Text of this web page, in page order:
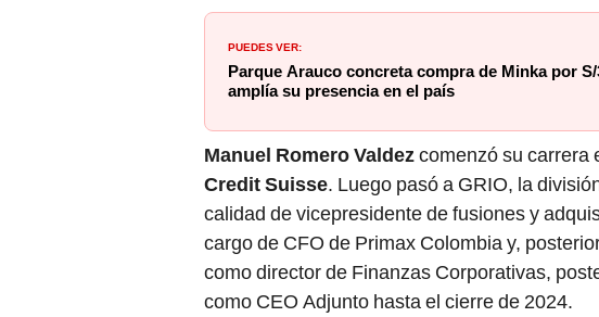
PUEDES VER:
Parque Arauco concreta compra de Minka por
amplía su presencia en el país
Manuel Romero Valdezcomenzó su carrera
Credit Suisse. Luego pasó a GRIO, la
calidad de vicepresidente de fusiones y
cargo de CFO de Primax Colombia y,
como director de Finanzas Corporativas,
como CEO Adjunto hasta el cierre de 2024.